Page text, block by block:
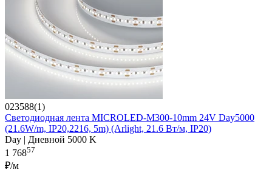
023588(1)
Светодиодная лента MICROLED-M300-10mm 24V Day5000
(21.6W/m, IP20,2216, 5m) (Arlight, 21.6 Вт/м, IP20)
Day | Дневной 5000 K
1 76857
₽/м